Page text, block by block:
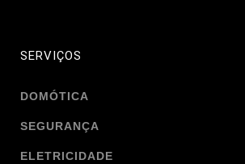
SERVIÇOS
DOMÓTICA
SEGURANÇA
ELETRICIDADE